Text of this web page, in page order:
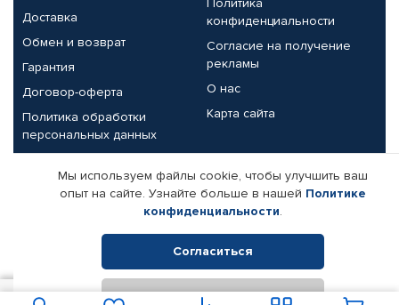
Доставка
Обмен и возврат
Гарантия
Договор-оферта
Политика обработки
персональных данных
конфиденциальности
Согласие на получение
рекламы
О нас
Карта сайта
Партнерам
Корпоративным клиентам
Поставщикам
Реквизиты компании
© КАМАЗ ЦЕНТР ДОНЕЦК, 2015-2026. Все права защищены.
Мы используем файлы cookie, чтобы улучшить ваш
опыт на сайте. Узнайте больше в нашей Политике
конфиденциальности.
Согласиться
Отклонить